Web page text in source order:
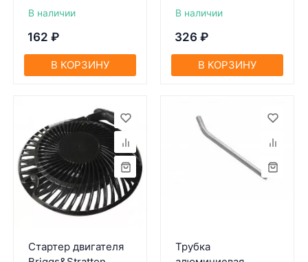
В наличии
162 ₽
В КОРЗИНУ
В наличии
326 ₽
В КОРЗИНУ
Стартер двигателя
Трубка